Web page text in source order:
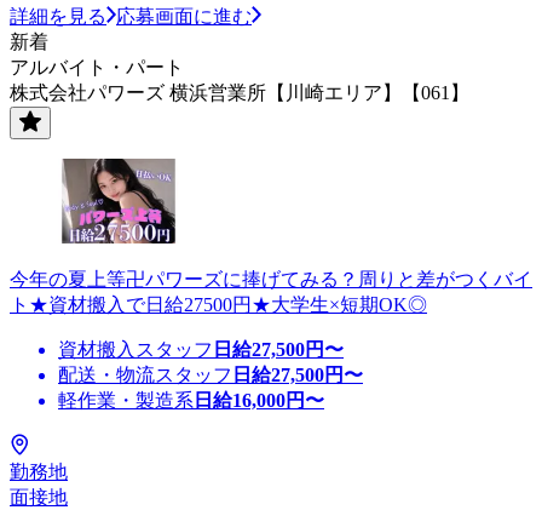
詳細を見る
応募画面に進む
新着
アルバイト・パート
株式会社パワーズ 横浜営業所【川崎エリア】【061】
今年の夏上等卍パワーズに捧げてみる？周りと差がつくバイ
ト★資材搬入で日給27500円★大学生×短期OK◎
資材搬入スタッフ 日給27,500円〜
配送・物流スタッフ 日給27,500円〜
軽作業・製造系 日給16,000円〜
勤務地
面接地